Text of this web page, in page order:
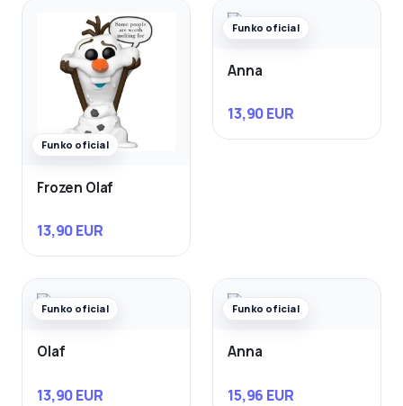
Funko oficial
Frozen Olaf
13,90 EUR
Funko oficial
Anna
13,90 EUR
Funko oficial
Olaf
13,90 EUR
Funko oficial
Anna
15,96 EUR